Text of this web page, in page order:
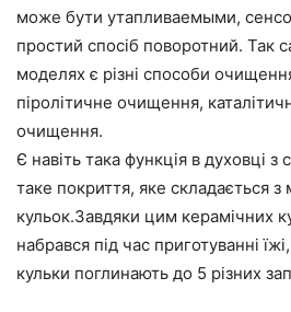
може бути утапливаемыми,
простий спосіб поворотний. Так
моделях є різні способи
піролітичне очищення,
очищення.
Є навіть така функція в духовці
таке покриття, яке складається
кульок.Завдяки цим керамічних
набрався під час приготуванні
кульки поглинають до 5 різних